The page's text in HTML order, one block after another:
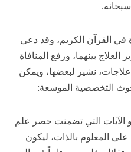
القرآن الكريم، وقد دعى
بينهما، ورفع المنافاة
نشير لبعضها، ويمكن
التخصصية الموسعة:
الآيات التي تضمنت حصر علم
المعلوم بالذات، ليكون